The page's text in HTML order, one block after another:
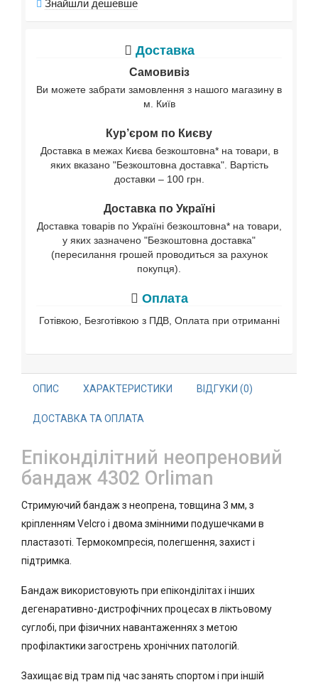
Знайшли дешевше
Доставка
Самовивіз
Ви можете забрати замовлення з нашого магазину в
м. Київ
Кур’єром по Києву
Доставка в межах Києва безкоштовна* на товари, в
яких вказано "Безкоштовна доставка". Вартість
доставки – 100 грн.
Доставка по Україні
Доставка товарів по Україні безкоштовна* на товари,
у яких зазначено "Безкоштовна доставка"
(пересилання грошей проводиться за рахунок
покупця).
Оплата
Готівкою, Безготівкою з ПДВ, Оплата при отриманні
ОПИС ХАРАКТЕРИСТИКИ ВІДГУКИ (0)
ДОСТАВКА ТА ОПЛАТА
Епіконділітний неопреновий
бандаж 4302 Orliman
Стримуючий бандаж з неопрена, товщина 3 мм, з
кріпленням Velcro і двома змінними подушечками в
пластазоті. Термокомпресія, полегшення, захист і
підтримка.
Бандаж використовують при епіконділітах і інших
дегенаративно-дистрофічних процесах в ліктьовому
суглобі, при фізичних навантаженнях з метою
профілактики загострень хронічних патологій.
Захищає від трам під час занять спортом і при іншій